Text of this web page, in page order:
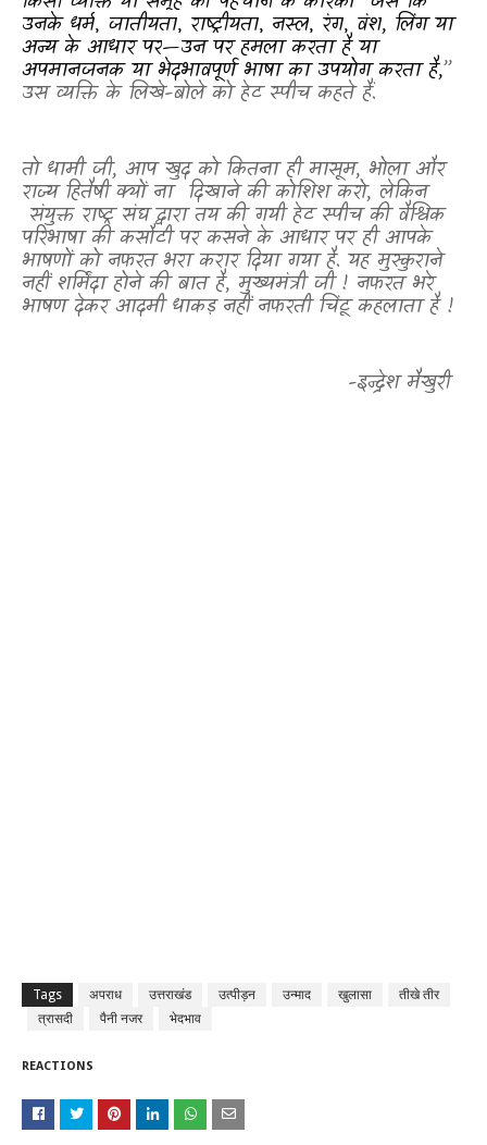
उनके धर्म, जातीयता, राष्ट्रीयता, नस्ल, रंग,वंश, लिंग या
अन्यके आधार पर—उन पर हमला करता है या
अपमानजनक या भेदभावपूर्ण भाषा का उपयोग करता है,”
उस व्यक्ति के लिखे-बोले को हेट स्पीच कहते हैं.
तो धामी जी, आप खुद को कितना ही मासूम, भोला और
राज्य हितैषी क्यों ना दिखाने की कोशिश करो, लेकिन
संयुक्त राष्ट्र संघ द्वारा तय की गयी हेट स्पीच की वैश्विक
परिभाषा की कसौटी पर कसने के आधार पर ही आपके
भाषणों को नफरत भरा करार दिया गया है. यह मुस्कुराने
नहीं शर्मिंदा होने की बात है, मुख्यमंत्री जी ! नफरत भरे
भाषण देकर आदमी धाकड़ नहीं नफरती चिंटू कहलाता है !
-इन्द्रेश मैखुरी
Tags अपराध उत्तराखंड उत्पीड़न उन्माद खुलासा
तीखे तीर
त्रासदी
पैनी नजर भेदभाव
REACTIONS